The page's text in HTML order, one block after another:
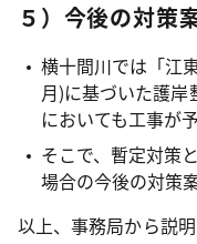
５）今後の対策
横十間川では「江
月)に基づいた護
においても工事が
そこで、暫定対策
場合の今後の対策
以上、事務局から説明